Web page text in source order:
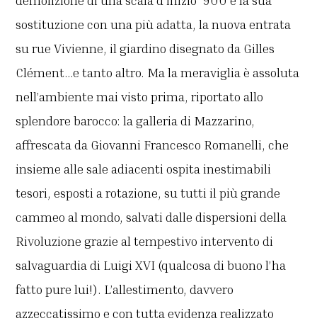
sostituzione con una più adatta, la nuova entrata
su rue Vivienne, il giardino disegnato da Gilles
Clément…e tanto altro. Ma la meraviglia è assoluta
nell’ambiente mai visto prima, riportato allo
splendore barocco: la galleria di Mazzarino,
affrescata da Giovanni Francesco Romanelli, che
insieme alle sale adiacenti ospita inestimabili
tesori, esposti a rotazione, su tutti il più grande
cammeo al mondo, salvati dalle dispersioni della
Rivoluzione grazie al tempestivo intervento di
salvaguardia di Luigi XVI (qualcosa di buono l’ha
fatto pure lui!). L’allestimento, davvero
azzeccatissimo e con tutta evidenza realizzato